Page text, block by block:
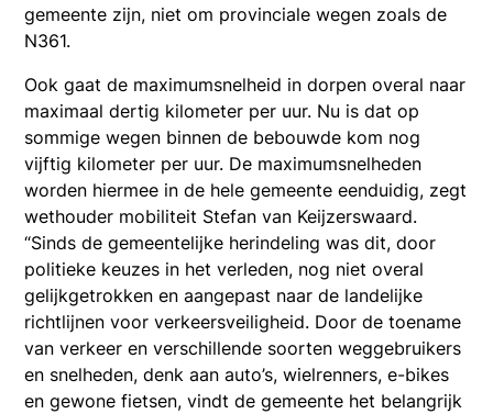
gemeente zijn, niet om provinciale wegen zoals de
N361.
Ook gaat de maximumsnelheid in dorpen overal naar
maximaal dertig kilometer per uur. Nu is dat op
sommige wegen binnen de bebouwde kom nog
vijftig kilometer per uur. De maximumsnelheden
worden hiermee in de hele gemeente eenduidig, zegt
wethouder mobiliteit Stefan van Keijzerswaard.
“Sinds de gemeentelijke herindeling was dit, door
politieke keuzes in het verleden, nog niet overal
gelijkgetrokken en aangepast naar de landelijke
richtlijnen voor verkeersveiligheid. Door de toename
van verkeer en verschillende soorten weggebruikers
en snelheden, denk aan auto’s, wielrenners, e-bikes
en gewone fietsen, vindt de gemeente het belangrijk